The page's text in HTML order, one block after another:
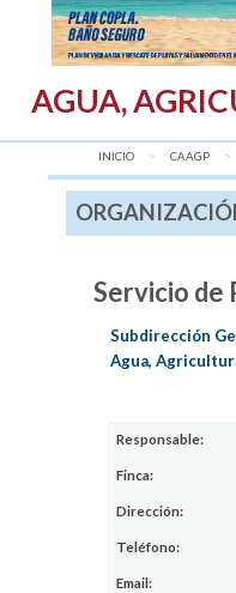
AGUA,
INICIO CAAGP
Servicio de
Subdirección
Agua,
Responsable:
Finca:
Dirección:
Teléfono:
Email: